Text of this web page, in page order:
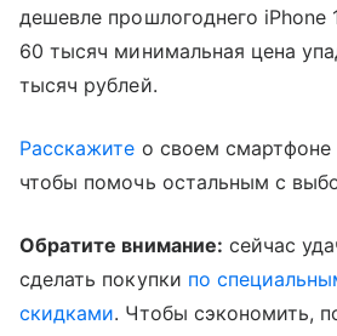
дешевле прошлогоднего iPhone
60 тысяч минимальная цена
тысяч рублей.
Расскажите о своем смартфоне
чтобы помочь остальным с
Обратите внимание: сейчас
сделать покупки по
скидками. Чтобы сэкономить,